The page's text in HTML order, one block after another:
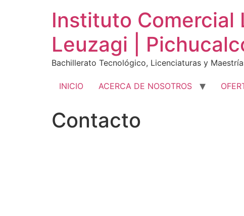
Instituto Comercial
Leuzagi |
Bachillerato Tecnológico, Licenciaturas y
INICIO ACERCA DE NOSOTROS
Contacto